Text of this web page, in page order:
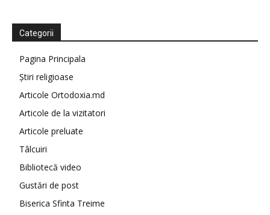
Categorii
Pagina Principala
Știri religioase
Articole Ortodoxia.md
Articole de la vizitatori
Articole preluate
Tâlcuiri
Bibliotecă video
Gustări de post
Biserica Sfinta Treime